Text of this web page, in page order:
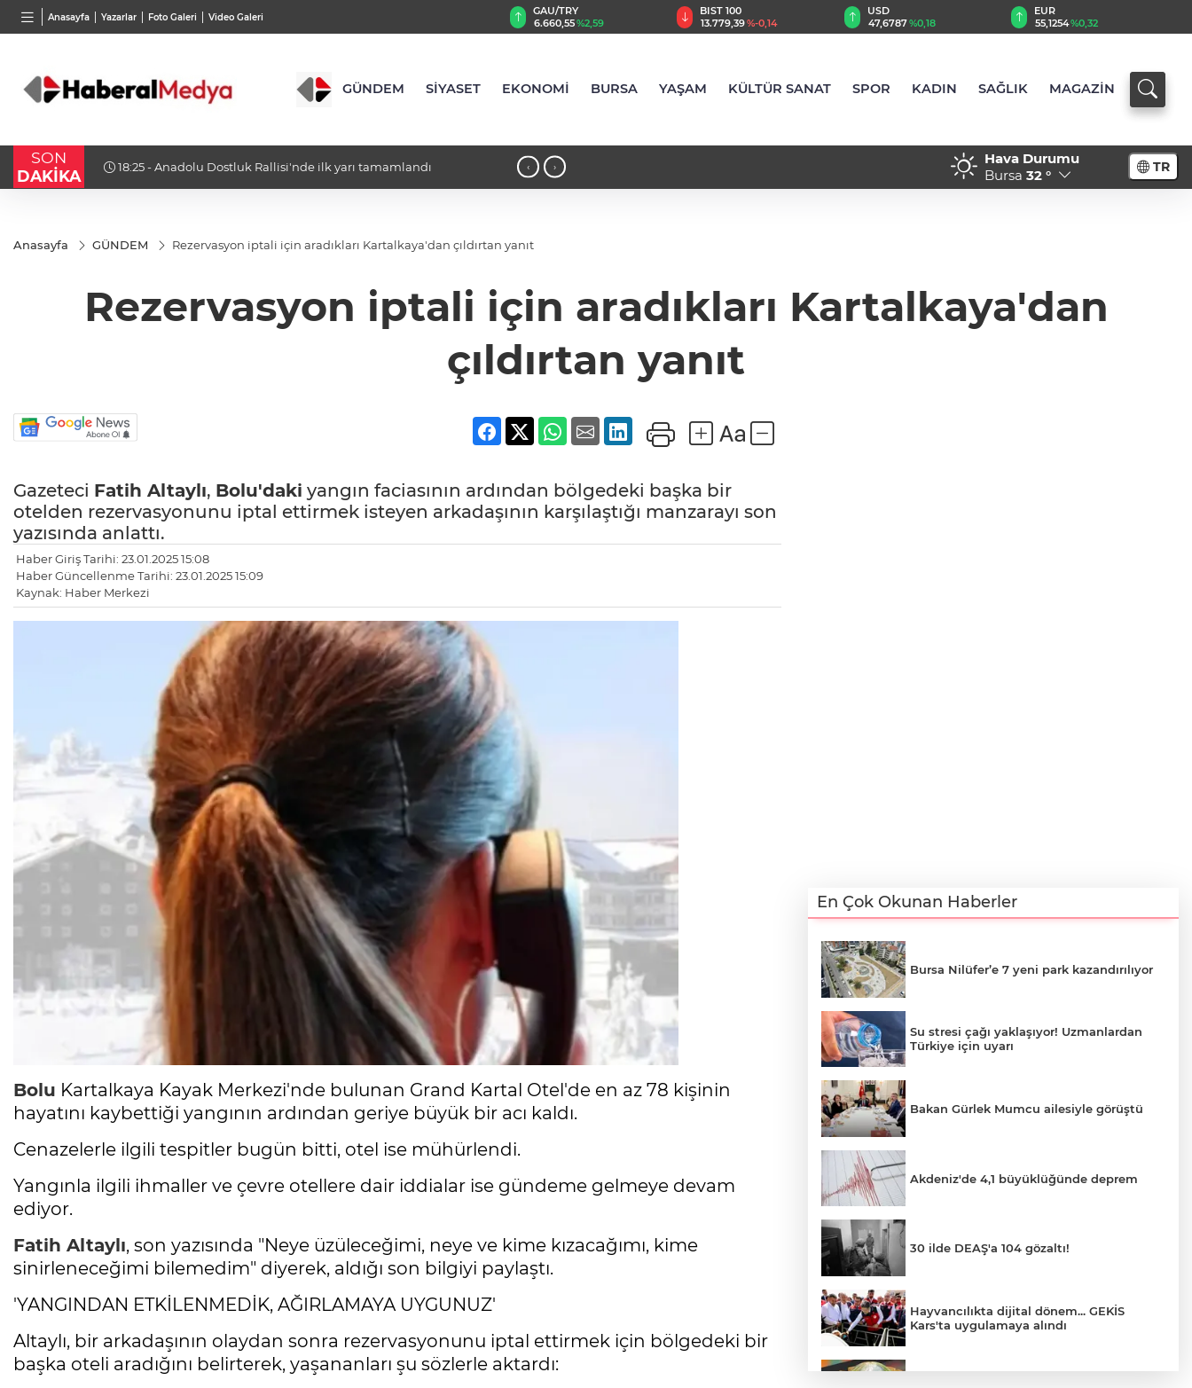
Anasayfa Yazarlar Foto Galeri Video Galeri
BGN
27,9743%-0,22
VND
0,0018%0,32
BIST 100
13.779,39%-0,14
USD
47,6787%0,18
EUR
55,1254%0,32
GBP
64,3468%0,38
GÜNDEM SİYASET EKONOMİ BURSA YAŞAM KÜLTÜR SANAT SPOR KADIN SAĞLIK MAGAZİN
SON
DAKİKA
18:23 - Bursa Osmangazi’nin nabzını Küplüpınar'da tuttu 18:19 - Özel
‹ ›
Hava Durumu
Bursa 32 ° TR
Anasayfa GÜNDEM Rezervasyon iptali için aradıkları Kartalkaya'dan çıldırtan yanıt
Rezervasyon iptali için aradıkları Kartalkaya'dan
çıldırtan yanıt
Gazeteci Fatih Altaylı, Bolu'daki yangın faciasının ardından bölgedeki başka bir
otelden rezervasyonunu iptal ettirmek isteyen arkadaşının karşılaştığı manzarayı son
yazısında anlattı.
Haber Giriş Tarihi: 23.01.2025 15:08
Haber Güncellenme Tarihi: 23.01.2025 15:09
Kaynak: Haber Merkezi
Bolu Kartalkaya Kayak Merkezi'nde bulunan Grand Kartal Otel'de en az 78 kişinin
hayatını kaybettiği yangının ardından geriye büyük bir acı kaldı.
Cenazelerle ilgili tespitler bugün bitti, otel ise mühürlendi.
Yangınla ilgili ihmaller ve çevre otellere dair iddialar ise gündeme gelmeye devam
ediyor.
Fatih Altaylı, son yazısında "Neye üzüleceğimi, neye ve kime kızacağımı, kime
sinirleneceğimi bilemedim" diyerek, aldığı son bilgiyi paylaştı.
'YANGINDAN ETKİLENMEDİK, AĞIRLAMAYA UYGUNUZ'
Altaylı, bir arkadaşının olaydan sonra rezervasyonunu iptal ettirmek için bölgedeki bir
başka oteli aradığını belirterek, yaşananları şu sözlerle aktardı:
En Çok Okunan Haberler
Bursa Nilüfer’e 7 yeni park kazandırılıyor
Su stresi çağı yaklaşıyor! Uzmanlardan
Türkiye için uyarı
Bakan Gürlek Mumcu ailesiyle görüştü
Akdeniz'de 4,1 büyüklüğünde deprem
30 ilde DEAŞ'a 104 gözaltı!
Hayvancılıkta dijital dönem... GEKİS
Kars'ta uygulamaya alındı